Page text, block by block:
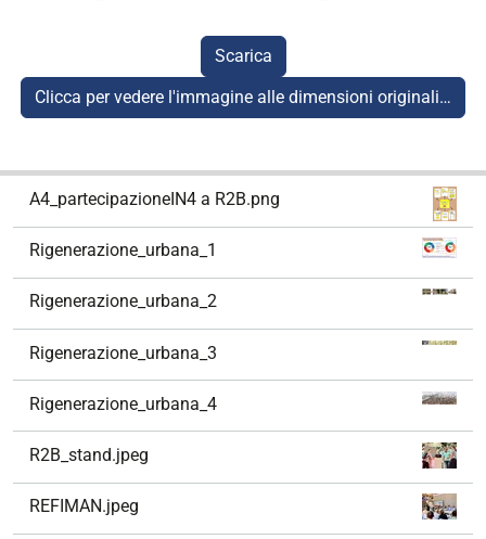
Scarica
Clicca per vedere l'immagine alle dimensioni originali…
A4_partecipazioneIN4 a R2B.png
Rigenerazione_urbana_1
Rigenerazione_urbana_2
Rigenerazione_urbana_3
Rigenerazione_urbana_4
R2B_stand.jpeg
REFIMAN.jpeg